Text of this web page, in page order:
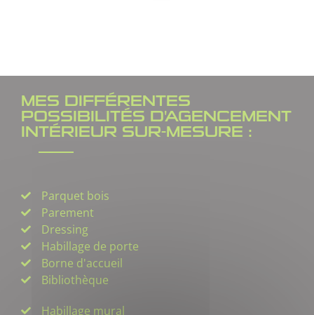
MES DIFFÉRENTES
POSSIBILITÉS D'AGENCEMENT
INTÉRIEUR SUR-MESURE :
Parquet bois
Parement
Dressing
Habillage de porte
Borne d'accueil
Bibliothèque
Habillage mural